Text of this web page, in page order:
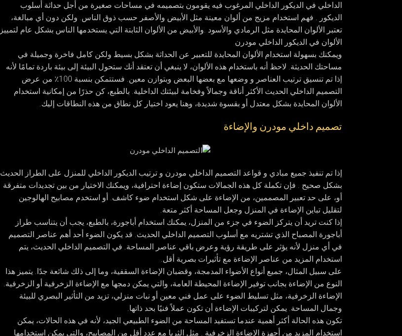
الداخلي في الديكور الداخلي المرغوب فيه يقومون بتصميمه في مساحات صغيرة من أجل حداثة أسلوب
الديكور . فهم استخدام مزيج من ألوان معينة مثل الأبيض والأصفر حسب ذوق الناس. ولكن دون أي مبالغة،
تعتبر الألوان المحايدة مثل الرمادي والأسود .والأبيض من الألوان الثابتة التي يستخدمها الناس بشكل عام لتمييز
الألوان في الديكور الداخلي مودرن
ويمكنك بسهولة استخدام الألوان المحايدة للتعبير عن الحداثة بشكل بسيط ولكن كامل فاخرة وجميلة في
مساحتك الحديثة. لاحظ أنه باستخدام هذه الألوان، لا ينبغي أن تعتقد أنك ستحول البيئة إلى بيئة باردة تمامًا لأنه
إذا تم تنسيق ترتيب العناصر و وضعها مع بعضها البعض وبتوازن معين. فستتمكن بنسبة 100٪ من عرض
التصميم الداخلي الحديث الأكثر أناقة وجمالاً وفخامة لبيئتك الداخلية. بالطبع، كن حذرًا من إمكانية استخدام
الألوان المحايدة بشكل معتدل أو بقسوة شديدة، وهنا يعود اختيار كل نطاق من هذه النطاقات إليك.
تصميم داخلي مودرن والإضاءة
إذا تم تنفيذ جميع مبادي و قواعد التصميم الداخلي مودرن و ترتيب الديكور الداخلي للمنزل على الطراز الحديث
بشكل صحيح . فإن تكملة كل هذه الجمالات ستكون إضاءة احترافية، ويمكنك الاختيار من بين تجديدات متفرقة
أو، على حد تعبير المصممين، من الإضاءة على شكل استخدام ضوء كاشف. أو استخدم مصابيح الهالوجين
لتقليل تباين الإضاءة في المنزل وجعل المساحة أكثر متعة.
إذا كنت تريد أن يتركز الضوء في جزء من المنزل، يمكنك استخدام أباجورة، بالطبع، يجب أن يتناسب طراز
أباجورة المصباح الذي تشتريه مع أسلوب التصميم الداخلي الحديث. قد يكون الضوء أحد أهم عناصر التصميم
في أي منزل لأنه يؤثر على طريقة رؤية وعرض باقي عناصر المساحة. في التصميم الداخلي الحديث، يتم
استخدام المزيد من عناصر الإضاءة مع تأثيرات بصرية أقل.
على سبيل المثال، جميع أنواع الأضواء المدمجة، وقضبان الإضاءة السقفية، وما إلى ذلك شائعة جدًا. يتميز هذا
النوع من الإضاءة بجانب توفير الإضاءة المحيطة العامة، والتي يمكن دمجها مع الإضاءة الزخرفية أو الزخرفية.
الإضاءة الزخرفية، مثل تسليط الضوء على عمل فني معين أو نبات منزلي، تزيد من التأثير البصري للبيئة
وجمال المساحة. يمكن لتركيبات الإضاءة أن تكون عملاً فنيًا بحد ذاتها.
تكون هذه الحالة أكثر أهمية عندما تستفيد المساحة من الضوء الطبيعي الجيد، لأنه في هذه الحالات، يمكن
استخدام المزيد من أجهزة الإضاءة الزخرفية . مثل الثريا مع عدد أقل من المصابيح، والتي يمكن استخدامها